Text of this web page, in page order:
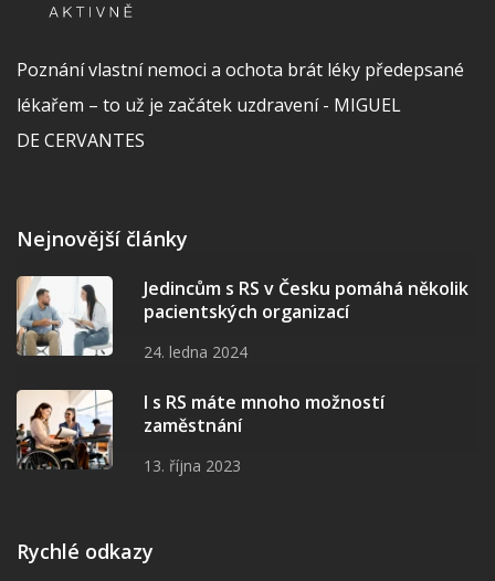
Poznání vlastní nemoci a ochota brát léky předepsané
lékařem – to už je začátek uzdravení - MIGUEL
DE CERVANTES
Nejnovější články
Jedincům s RS v Česku pomáhá několik
pacientských organizací
24. ledna 2024
I s RS máte mnoho možností
zaměstnání
13. října 2023
Rychlé odkazy